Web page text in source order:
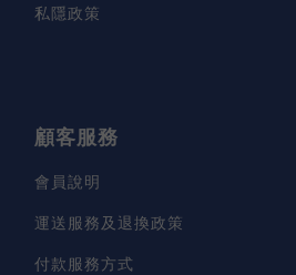
私隱政策
顧客服務
會員說明
運送服務及退換政策
付款服務方式